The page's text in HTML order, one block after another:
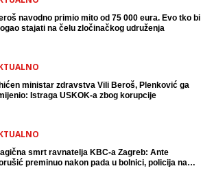
navodno primio mito od 75 000 eura. Evo tko bi
stajati na čelu zločinačkog udruženja
ministar zdravstva Vili Beroš, Plenković ga
Istraga USKOK-a zbog korupcije
smrt ravnatelja KBC-a Zagreb: Ante
preminuo nakon pada u bolnici, policija na